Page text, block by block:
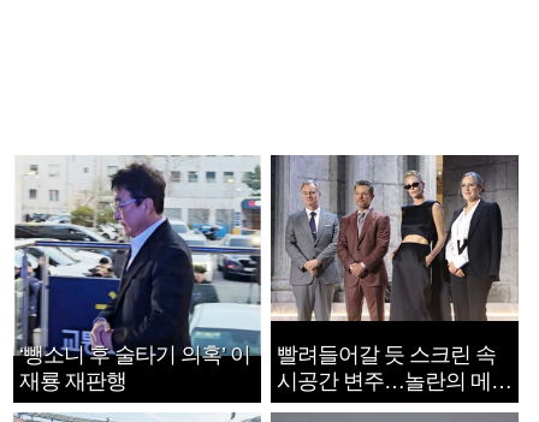
‘뺑소니 후 술타기 의혹’ 이
재룡 재판행
빨려들어갈 듯 스크린 속
시공간 변주…놀란의 메시
지는 ‘전쟁 속죄’